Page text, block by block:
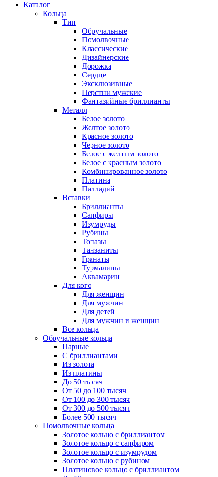
Каталог
Кольца
Тип
Обручальные
Помолвочные
Классические
Дизайнерские
Дорожка
Сердце
Эксклюзивные
Перстни мужские
Фантазийные бриллианты
Металл
Белое золото
Желтое золото
Красное золото
Черное золото
Белое с желтым золото
Белое с красным золото
Комбинированное золото
Платина
Палладий
Вставки
Бриллианты
Сапфиры
Изумруды
Рубины
Топазы
Танзаниты
Гранаты
Турмалины
Аквамарин
Для кого
Для женщин
Для мужчин
Для детей
Для мужчин и женщин
Все кольца
Обручальные кольца
Парные
С бриллиантами
Из золота
Из платины
До 50 тысяч
От 50 до 100 тысяч
От 100 до 300 тысяч
От 300 до 500 тысяч
Более 500 тысяч
Помолвочные кольца
Золотое кольцо с бриллиантом
Золотое кольцо с сапфиром
Золотое кольцо с изумрудом
Золотое кольцо с рубином
Платиновое кольцо с бриллиантом